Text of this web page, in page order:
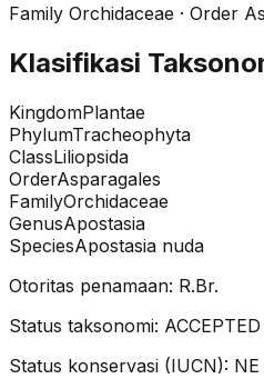
Family Orchidaceae · Order
Klasifikasi
KingdomPlantae
PhylumTracheophyta
ClassLiliopsida
OrderAsparagales
FamilyOrchidaceae
GenusApostasia
SpeciesApostasia nuda
Otoritas penamaan: R.Br.
Status taksonomi: ACCEPTED
Status konservasi (IUCN): NE